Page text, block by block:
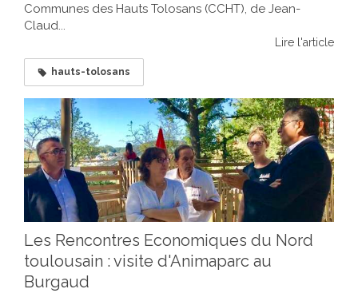
Communes des Hauts Tolosans (CCHT), de Jean-
Claud...
Lire l'article
hauts-tolosans
Les Rencontres Economiques du Nord
toulousain : visite d'Animaparc au
Burgaud